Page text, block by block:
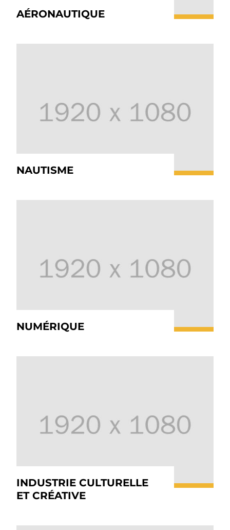
AÉRONAUTIQUE
NAUTISME
NUMÉRIQUE
INDUSTRIE CULTURELLE
ET CRÉATIVE